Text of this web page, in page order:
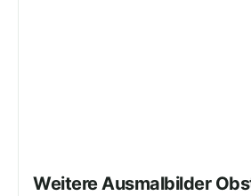
Weitere Ausmalbilder